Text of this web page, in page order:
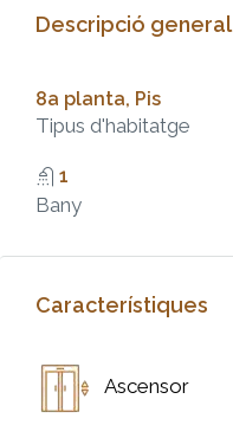
Descripció general
8a planta, Pis
Tipus d'habitatge
1
Bany
Característiques
Ascensor